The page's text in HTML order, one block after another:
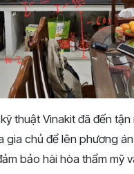
thuật Vinakit đã đến
chủ để lên phương
bảo hài hòa thẩm mỹ